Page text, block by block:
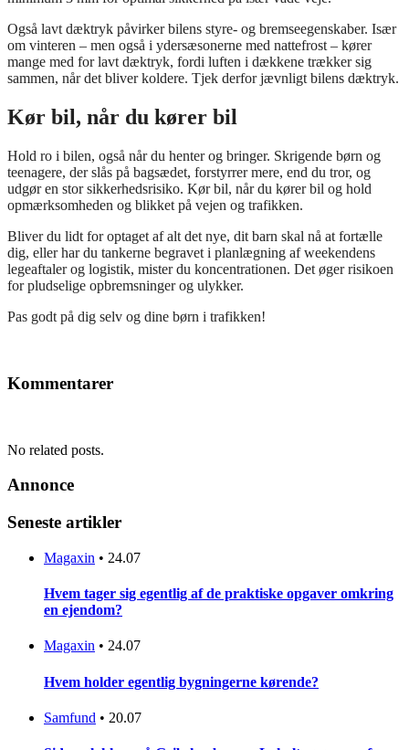
Også lavt dæktryk påvirker bilens styre- og bremseegenskaber. Især
om vinteren – men også i ydersæsonerne med nattefrost – kører
mange med for lavt dæktryk, fordi luften i dækkene trækker sig
sammen, når det bliver koldere. Tjek derfor jævnligt bilens dæktryk.
Kør bil, når du kører bil
Hold ro i bilen, også når du henter og bringer. Skrigende børn og
teenagere, der slås på bagsædet, forstyrrer mere, end du tror, og
udgør en stor sikkerhedsrisiko. Kør bil, når du kører bil og hold
opmærksomheden og blikket på vejen og trafikken.
Bliver du lidt for optaget af alt det nye, dit barn skal nå at fortælle
dig, eller har du tankerne begravet i planlægning af weekendens
legeaftaler og logistik, mister du koncentrationen. Det øger risikoen
for pludselige opbremsninger og ulykker.
Pas godt på dig selv og dine børn i trafikken!
Kommentarer
No related posts.
Annonce
Seneste artikler
Magaxin • 24.07
Hvem tager sig egentlig af de praktiske opgaver omkring
en ejendom?
Magaxin • 24.07
Hvem holder egentlig bygningerne kørende?
Samfund • 20.07